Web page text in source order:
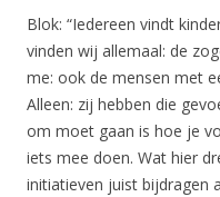
Blok: “Iedereen vindt
vinden wij allemaal: de
me: ook de mensen met
Alleen: zij hebben die
om moet gaan is hoe je
iets mee doen. Wat hier
initiatieven juist bijdragen